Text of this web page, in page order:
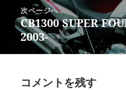
ン
稿:
次ページへ
次
の
投
CB1300 SUPER
2003-
コメントを残す